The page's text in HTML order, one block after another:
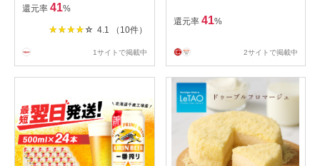
還元率 41%
4.1 （10件）
1サイトで掲載中
還元率 41%
2サイトで掲載中